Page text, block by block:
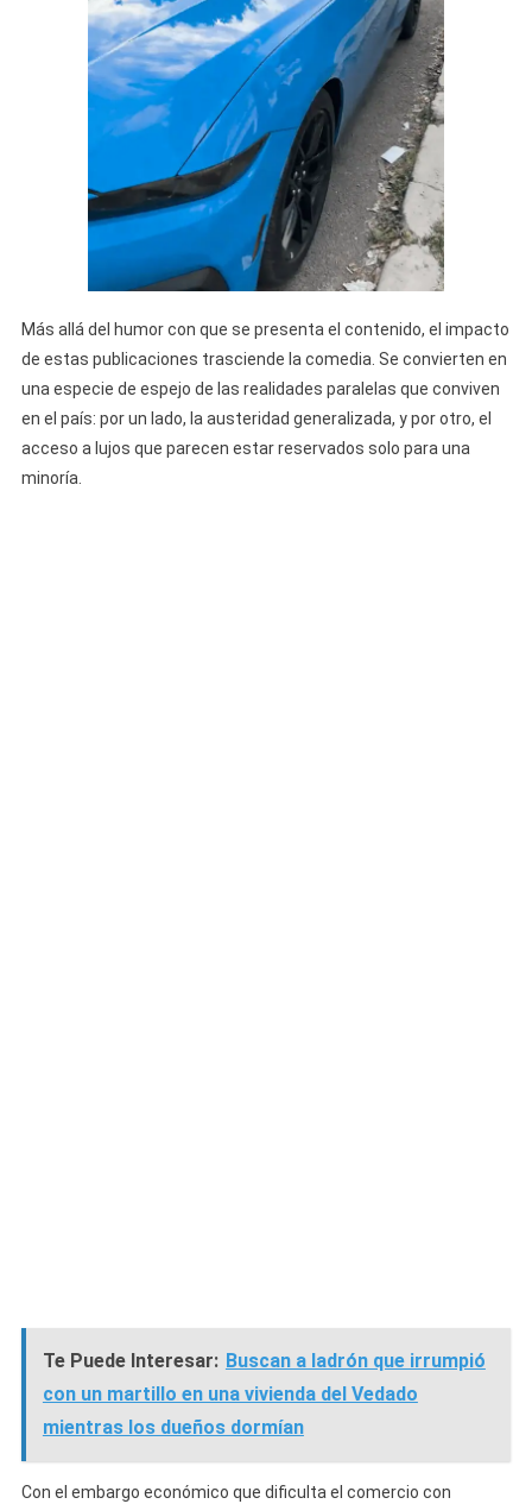
Más allá del humor con que se presenta el contenido, el impacto
de estas publicaciones trasciende la comedia. Se convierten en
una especie de espejo de las realidades paralelas que conviven
en el país: por un lado, la austeridad generalizada, y por otro, el
acceso a lujos que parecen estar reservados solo para una
minoría.
Te Puede Interesar: Buscan a ladrón que irrumpió
con un martillo en una vivienda del Vedado
mientras los dueños dormían
Con el embargo económico que dificulta el comercio con